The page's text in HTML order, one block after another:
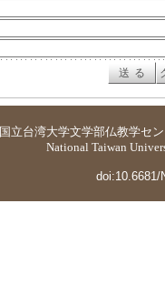
国立台湾大学文学部仏教学セ
National Taiwan
doi:10.6681/